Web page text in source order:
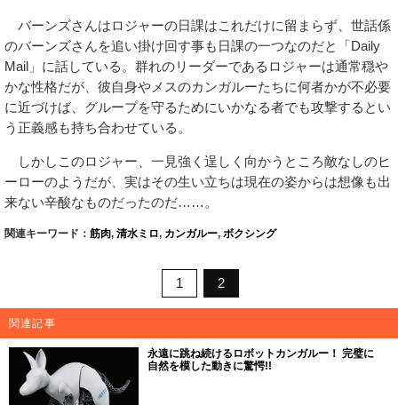
バーンズさんはロジャーの日課はこれだけに留まらず、世話係
のバーンズさんを追い掛け回す事も日課の一つなのだと「Daily
Mail」に話している。群れのリーダーであるロジャーは通常穏や
かな性格だが、彼自身やメスのカンガルーたちに何者かが不必要
に近づけば、グループを守るためにいかなる者でも攻撃するとい
う正義感も持ち合わせている。
しかしこのロジャー、一見強く逞しく向かうところ敵なしのヒ
ーローのようだが、実はその生い立ちは現在の姿からは想像も出
来ない辛酸なものだったのだ……。
関連キーワード： 筋肉, 清水ミロ, カンガルー, ボクシング
1 2
関連記事
永遠に跳ね続けるロボットカンガルー！ 完璧に
自然を模した動きに驚愕!!